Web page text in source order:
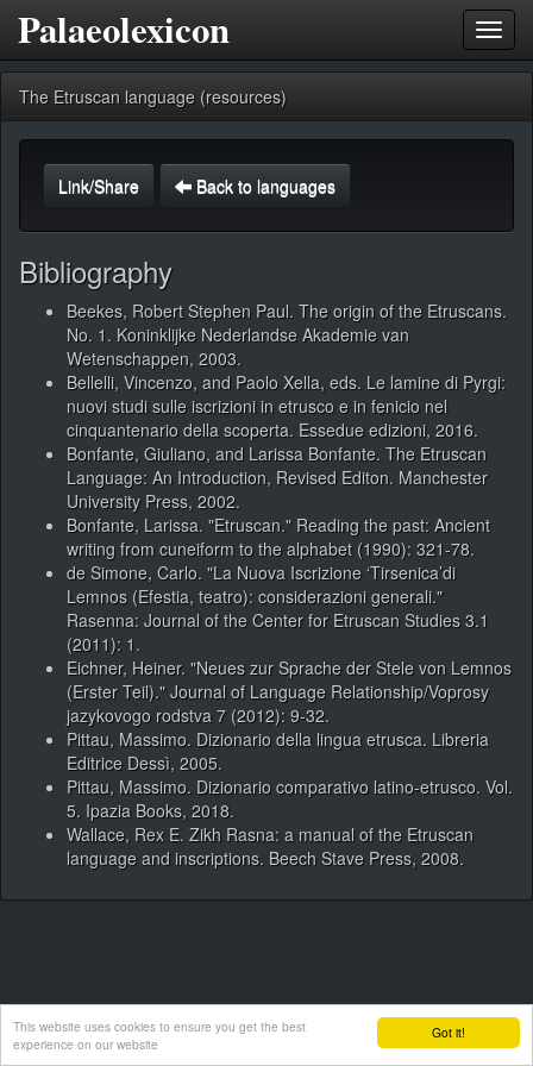
Got it!
This website uses cookies to ensure you get the best
experience on our website
Palaeolexicon
The Etruscan language (resources)
Link/Share Back to languages
Bibliography
Beekes, Robert Stephen Paul. The origin of the Etruscans.
No. 1. Koninklijke Nederlandse Akademie van
Wetenschappen, 2003.
Bellelli, Vincenzo, and Paolo Xella, eds. Le lamine di Pyrgi:
nuovi studi sulle iscrizioni in etrusco e in fenicio nel
cinquantenario della scoperta. Essedue edizioni, 2016.
Bonfante, Giuliano, and Larissa Bonfante. The Etruscan
Language: An Introduction, Revised Editon. Manchester
University Press, 2002.
Bonfante, Larissa. "Etruscan." Reading the past: Ancient
writing from cuneiform to the alphabet (1990): 321-78.
de Simone, Carlo. "La Nuova Iscrizione ‘Tirsenica’di
Lemnos (Efestia, teatro): considerazioni generali."
Rasenna: Journal of the Center for Etruscan Studies 3.1
(2011): 1.
Eichner, Heiner. "Neues zur Sprache der Stele von Lemnos
(Erster Teil)." Journal of Language Relationship/Voprosy
jazykovogo rodstva 7 (2012): 9-32.
Pittau, Massimo. Dizionario della lingua etrusca. Libreria
Editrice Dessì, 2005.
Pittau, Massimo. Dizionario comparativo latino-etrusco. Vol.
5. Ipazia Books, 2018.
Wallace, Rex E. Zikh Rasna: a manual of the Etruscan
language and inscriptions. Beech Stave Press, 2008.